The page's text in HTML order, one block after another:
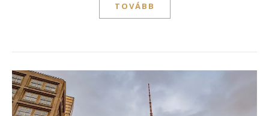
TOVÁBB